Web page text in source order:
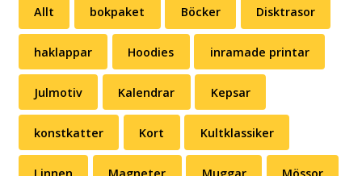
Allt bokpaket Böcker Disktrasor
haklappar Hoodies inramade printar
Julmotiv Kalendrar Kepsar
konstkatter Kort Kultklassiker